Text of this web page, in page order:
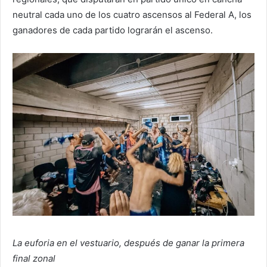
neutral cada uno de los cuatro ascensos al Federal A, los
ganadores de cada partido lograrán el ascenso.
La euforia en el vestuario, después de ganar la primera
final zonal